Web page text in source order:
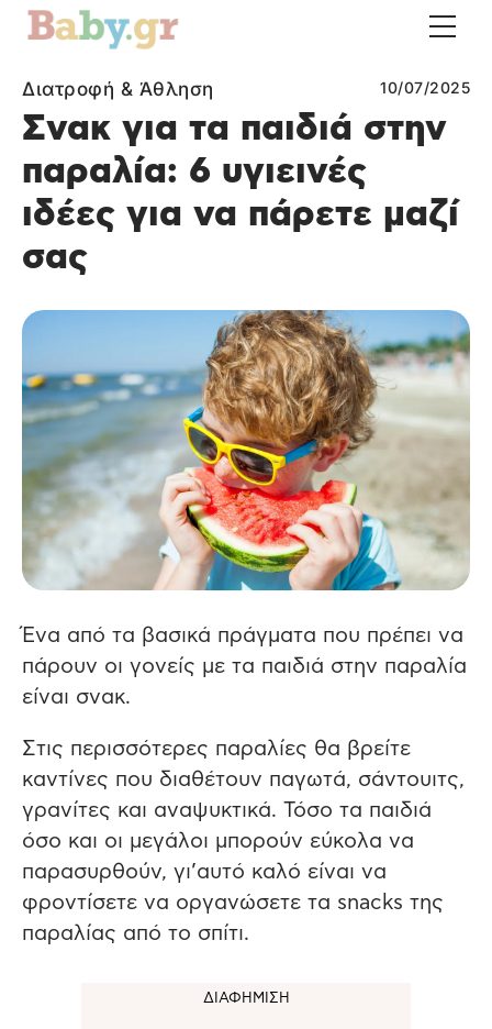
Διατροφή & Άθληση 10/07/2025
Σνακ για τα παιδιά στην
παραλία: 6 υγιεινές
ιδέες για να πάρετε μαζί
σας
Ένα από τα βασικά πράγματα που πρέπει να
πάρουν οι γονείς με τα παιδιά στην παραλία
είναι σνακ.
Στις περισσότερες παραλίες θα βρείτε
καντίνες που διαθέτουν παγωτά, σάντουιτς,
γρανίτες και αναψυκτικά. Τόσο τα παιδιά
όσο και οι μεγάλοι μπορούν εύκολα να
παρασυρθούν, γι’αυτό καλό είναι να
φροντίσετε να οργανώσετε τα snacks της
παραλίας από το σπίτι.